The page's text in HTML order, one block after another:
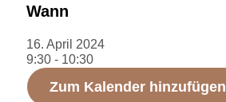
Wann
16. April 2024
9:30 - 10:30
Zum Kalender hinzufügen